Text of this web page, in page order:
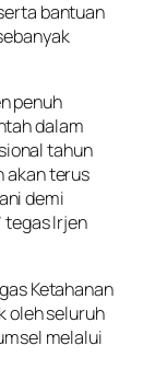
bantuan
penuh
dalam
tahun
akan terus
demi
tegas Irjen
Ketahanan
oleh seluruh
melalui